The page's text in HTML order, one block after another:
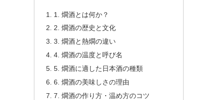
1. 燗酒とは何か？
2. 燗酒の歴史と文化
3. 燗酒と熱燗の違い
4. 燗酒の温度と呼び名
5. 燗酒に適した日本酒の種類
6. 燗酒の美味しさの理由
7. 燗酒の作り方・温め方のコツ